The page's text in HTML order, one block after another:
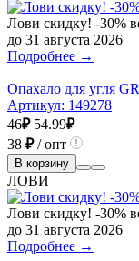
Лови скидку! -30%
до 31 августа 2026
Подробнее →
Опахало для угля
Артикул: 149278
46₽ 54.99₽
38 ₽/ опт
В корзину
ЛОВИ
Лови скидку! -30%
до 31 августа 2026
Подробнее →